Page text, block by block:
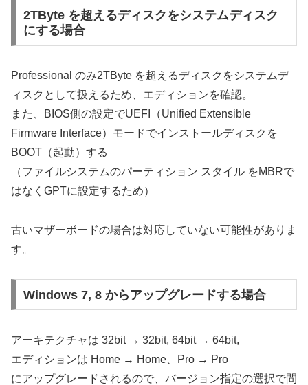
2TByte を超えるディスクをシステムディスク
にする場合
Professional のみ2TByte を超えるディスクをシステムデ
ィスクとして扱えるため、エディションを確認。
また、BIOS側の設定でUEFI（Unified Extensible
Firmware Interface）モードでインストールディスクを
BOOT（起動）する
（ファイルシステムのパーティション スタイル をMBRで
はなくGPTに設定するため）
古いマザーボードの場合は対応していない可能性がありま
す。
Windows 7, 8 からアップグレードする場合
アーキテクチャは 32bit → 32bit, 64bit → 64bit,
エディションは Home → Home、Pro → Pro
にアップグレードされるので、バージョン指定の選択で間